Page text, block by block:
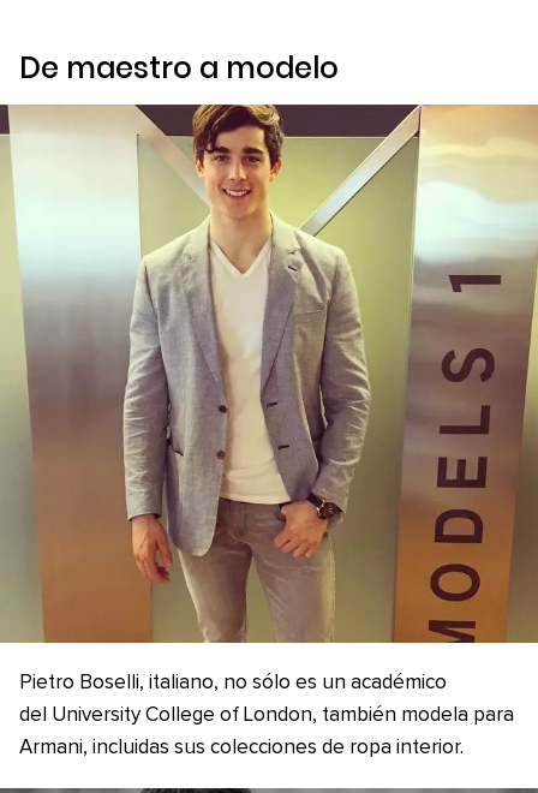
De maestro a modelo
Pietro Boselli, italiano, no sólo es un académico
del University College of London, también modela para
Armani, incluidas sus colecciones de ropa interior.